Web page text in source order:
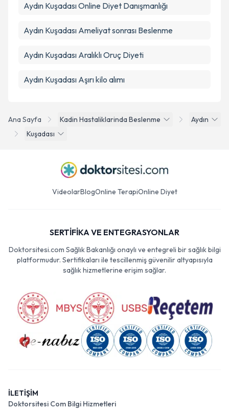
Ana Sayfa Kadin Hastaliklarinda Beslenme
Aydın
Kuşadası
Aydın Kuşadası Online Diyet Danışmanlığı
Aydın Kuşadası Ameliyat sonrası Beslenme
Aydın Kuşadası Aralıklı Oruç Diyeti
Aydın Kuşadası Aşırı kilo alımı
VideolarBlogOnline TerapiOnline Diyet
SERTİFİKA VE ENTEGRASYONLAR
Doktorsitesi.com Sağlık Bakanlığı onaylı ve entegreli bir sağlık bilgi
platformudur. Sertifikaları ile tescillenmiş güvenilir altyapısıyla
sağlık hizmetlerine erişim sağlar.
İLETİŞİM
Doktorsitesi Com Bilgi Hizmetleri